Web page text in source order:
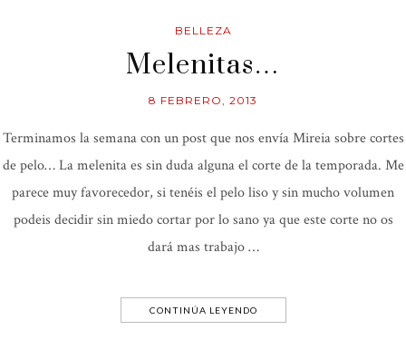
BELLEZA
Melenitas…
8 FEBRERO, 2013
Terminamos la semana con un post que nos envía Mireia sobre cortes
de pelo… La melenita es sin duda alguna el corte de la temporada. Me
parece muy favorecedor, si tenéis el pelo liso y sin mucho volumen
podeis decidir sin miedo cortar por lo sano ya que este corte no os
dará mas trabajo …
CONTINÚA LEYENDO